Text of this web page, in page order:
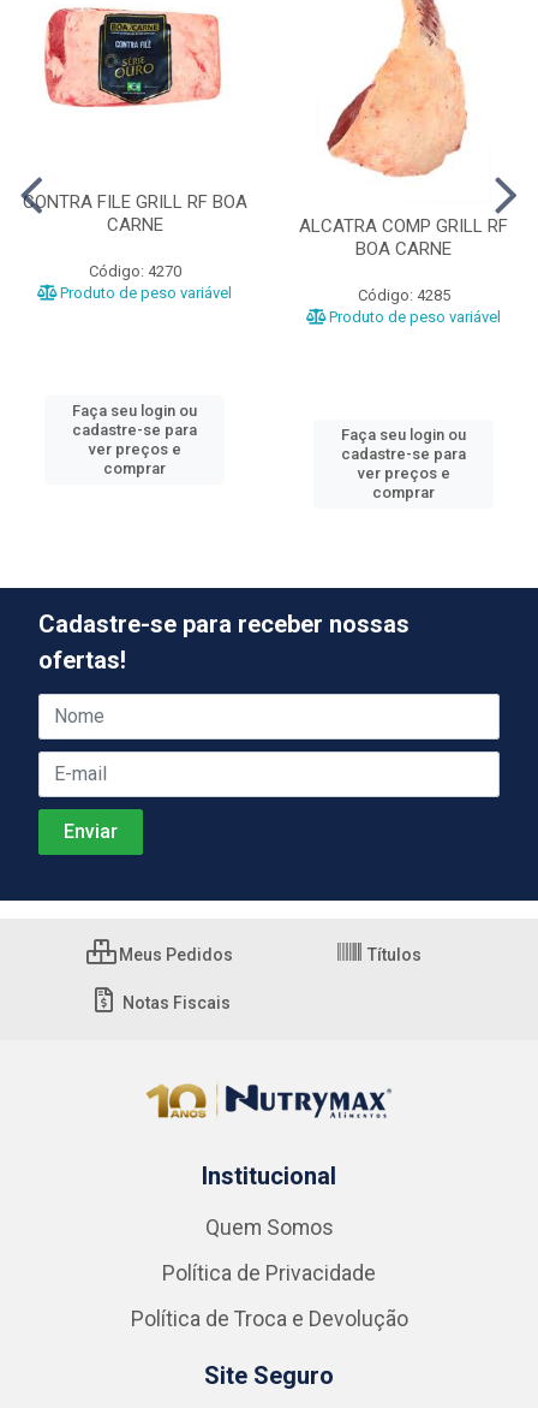
CONTRA FILE GRILL RF BOA
CARNE
Código: 4270
Produto de peso variável
Faça seu login ou
cadastre-se para
ver preços e
comprar
ALCATRA COMP GRILL RF
BOA CARNE
Código: 4285
Produto de peso variável
Faça seu login ou
cadastre-se para
ver preços e
comprar
Cadastre-se para receber nossas
ofertas!
Meus Pedidos Títulos
Notas Fiscais
Institucional
Quem Somos
Política de Privacidade
Política de Troca e Devolução
Site Seguro